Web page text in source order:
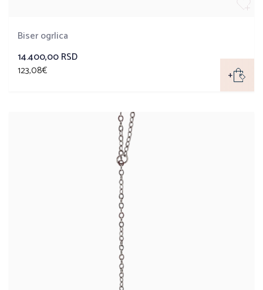
Biser ogrlica
14.400,00 RSD
123,08€ +